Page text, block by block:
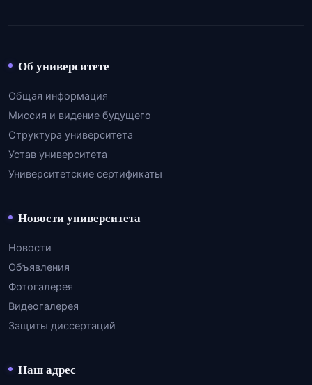
Об университете
Общая информация
Миссия и видение будущего
Структура университета
Устав университета
Университетские сертификаты
Новости университета
Новости
Объявления
Фотогалерея
Видеогалерея
Защиты диссертаций
Наш адрес